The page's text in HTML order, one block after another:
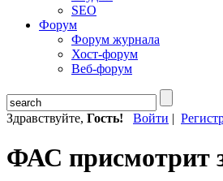
SEO
Форум
Форум журнала
Хост-форум
Веб-форум
Здравствуйте, Гость! Войти |
ФАС присмотрит